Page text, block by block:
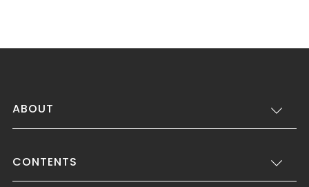
ABOUT
CONTENTS